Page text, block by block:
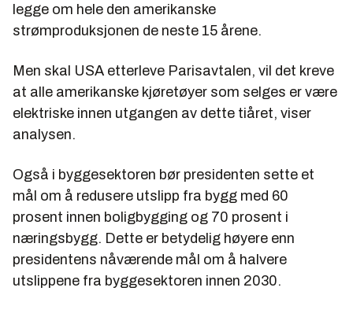
legge om hele den amerikanske
strømproduksjonen de neste 15 årene.
Men skal USA etterleve Parisavtalen, vil det kreve
at alle amerikanske kjøretøyer som selges er være
elektriske innen utgangen av dette tiåret, viser
analysen.
Også i byggesektoren bør presidenten sette et
mål om å redusere utslipp fra bygg med 60
prosent innen boligbygging og 70 prosent i
næringsbygg. Dette er betydelig høyere enn
presidentens nåværende mål om å halvere
utslippene fra byggesektoren innen 2030.